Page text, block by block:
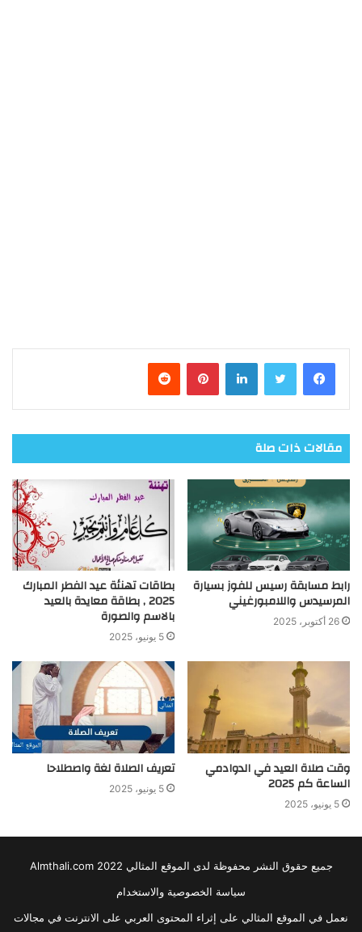
فيسبوك تويتر لينكدإن بينتيريست
مقالات ذات صلة
رابط مسابقة رسيس للفوز بسيارة
المرسيدس واللامبورغيني
26 أكتوبر، 2025
بطاقات تهنئة عيد الفطر المبارك
2025 , بطاقة معايدة بالعيد
بالاسم والصورة
5 يونيو، 2025
وقت صلاة العيد في الدوادمي
الساعة كم 2025
5 يونيو، 2025
تعريف الصلاة لغة واصطلاحا
5 يونيو، 2025
جميع حقوق النشر محفوظة لدى الموقع المثالي 2022 Almthali.com
سياسة الخصوصية والاستخدام
نعمل في الموقع المثالي على إثراء المحتوى العربي على الانترنت في مجالات